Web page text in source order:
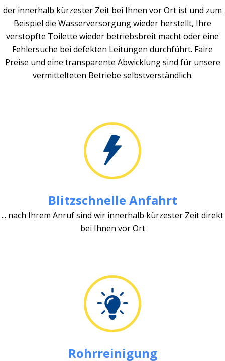
der innerhalb kürzester Zeit bei Ihnen vor Ort ist und zum
Beispiel die Wasserversorgung wieder herstellt, Ihre
verstopfte Toilette wieder betriebsbreit macht oder eine
Fehlersuche bei defekten Leitungen durchführt. Faire
Preise und eine transparente Abwicklung sind für unsere
vermittelteten Betriebe selbstverständlich.
Blitzschnelle Anfahrt
... nach Ihrem Anruf sind wir innerhalb kürzester Zeit direkt
bei Ihnen vor Ort
Rohrreinigung